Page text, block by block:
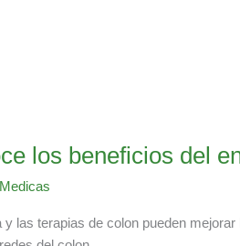
los beneficios del
y las terapias de colon pueden